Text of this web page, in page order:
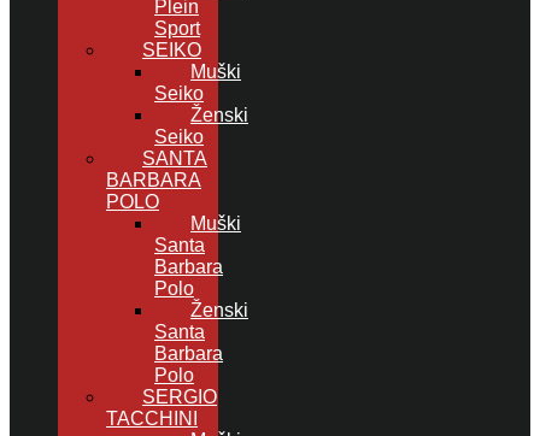
Plein
Sport
SEIKO
Muški
Seiko
Ženski
Seiko
SANTA
BARBARA
POLO
Muški
Santa
Barbara
Polo
Ženski
Santa
Barbara
Polo
SERGIO
TACCHINI